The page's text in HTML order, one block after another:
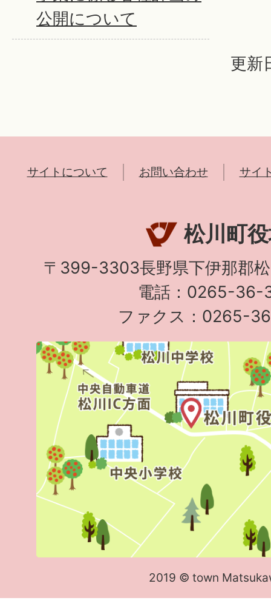
公開について
更新
サイトについて お問い合わせ サイ
松川町
〒399-3303長野県下伊那郡
電話：0265-36-
ファクス：0265-
2019 © town